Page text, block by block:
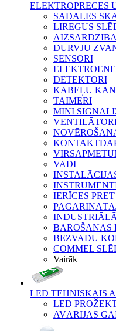
ELEKTROPRECES
SADALES
LIREGUS
DURVJU
SENSORI
DETEKTORI
KABEĻU
TAIMERI
MINI
VADI
IERĪCES
BAROŠANAS
BEZVADU
COMMEL
Vairāk
LED TEHNISKAIS
LED
AVĀRIJAS